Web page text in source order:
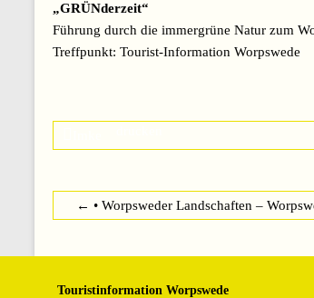
„GRÜNderzeit“
Führung durch die immergrüne Natur zum
Treffpunkt: Tourist-Information Worpswede
← • Worpsweder Landschaften –
Touristinformation Worpswede